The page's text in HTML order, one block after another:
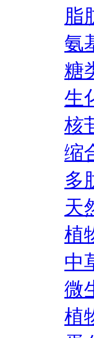
脂
氨
糖
生
核
缩
多
天
植
中
微
植